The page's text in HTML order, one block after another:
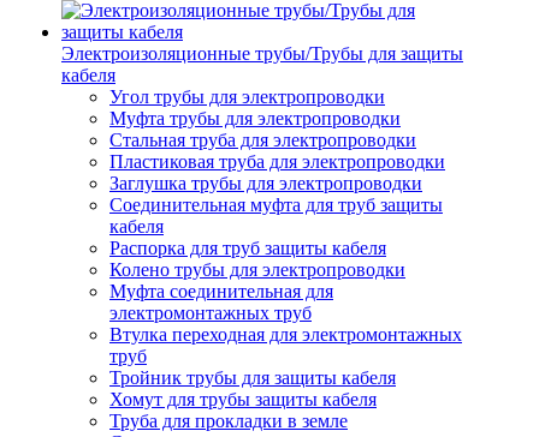
Электроизоляционные трубы/Трубы для защиты
кабеля
Угол трубы для электропроводки
Муфта трубы для электропроводки
Стальная труба для электропроводки
Пластиковая труба для электропроводки
Заглушка трубы для электропроводки
Соединительная муфта для труб защиты
кабеля
Распорка для труб защиты кабеля
Колено трубы для электропроводки
Муфта соединительная для
электромонтажных труб
Втулка переходная для электромонтажных
труб
Тройник трубы для защиты кабеля
Хомут для трубы защиты кабеля
Труба для прокладки в земле